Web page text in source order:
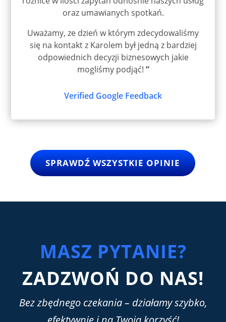
oraz umawianych spotkań.
Uważamy, ze dzień w którym zdecydowaliśmy
się na kontakt z Karolem był jedną z bardziej
odpowiednich decyzji biznesowych jakie
mogliśmy podjąć! ”
Verified Google Feedback
SPRAWDŹ WSZYSTKIE OPINIE
MASZ PYTANIE?
ZADZWOŃ DO NAS!
Bezzbędnegoczekania– działamy szybko,